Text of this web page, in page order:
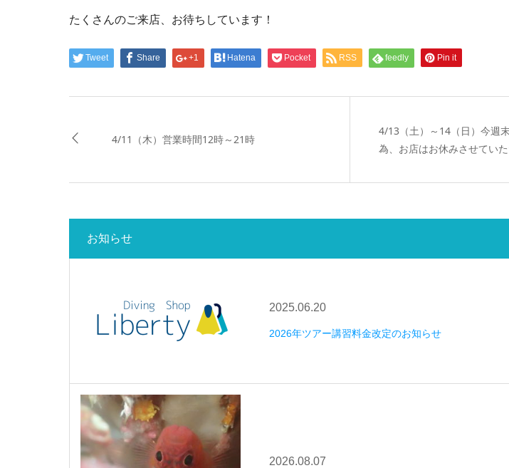
たくさんのご来店、お待ちしています！
Tweet Share +1 Hatena Pocket RSS feedly Pin it
4/11（木）営業時間12時～21時
4/13（土）～14（日）今週
為、お店はお休みさせていた
お知らせ
2025.06.20
2026年ツアー講習料金改定のお知らせ
2026.08.07